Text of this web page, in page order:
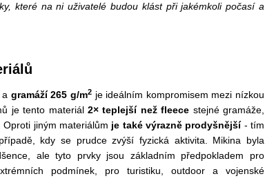
které na ni uživatelé budou klást při jakémkoli počasí a
gramáží 265 g/m2 je ideálním kompromisem mezi nízkou
je tento materiál 2× teplejší než fleece stejné gramáže,
Oproti jiným materiálům je také výrazně prodyšnější- tím
kdy se prudce zvýší fyzická aktivita. Mikina byla
ale tyto prvky jsou základním předpokladem pro
podmínek, pro turistiku, outdoor a vojenské